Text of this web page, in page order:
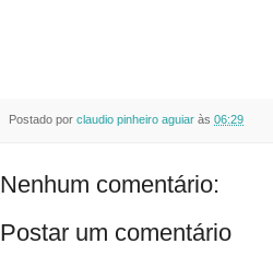
Postado por claudio pinheiro aguiar às 06:29
Nenhum comentário:
Postar um comentário